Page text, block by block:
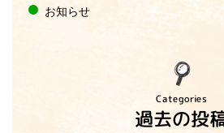
お知らせ
Categories
過去の投